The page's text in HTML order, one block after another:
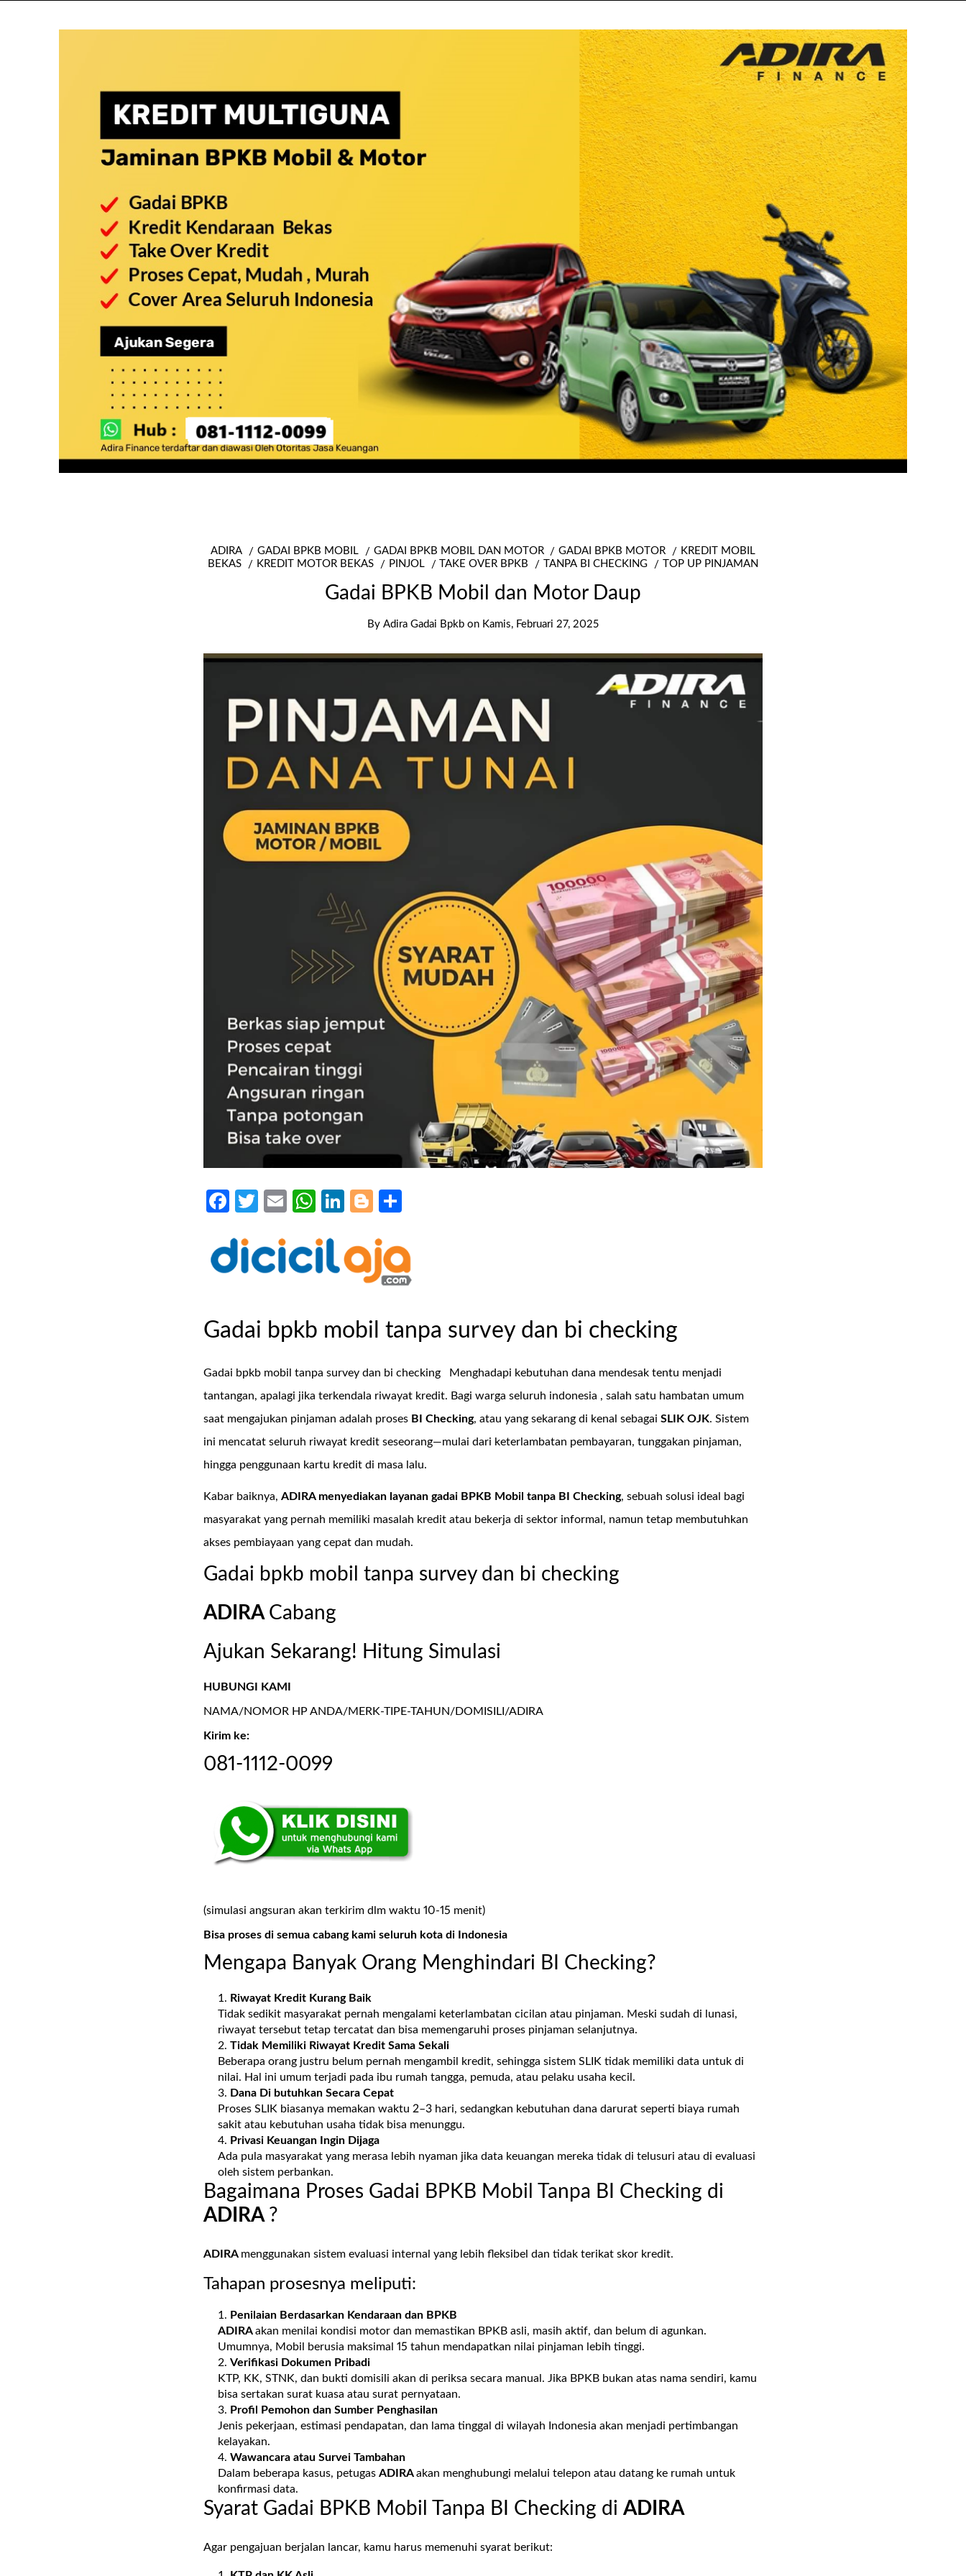
ADIRA GADAI BPKB MOBIL GADAI BPKB MOBIL DAN MOTOR GADAI BPKB MOTOR
KREDIT MOBIL
BEKAS
KREDIT MOTOR BEKAS PINJOL TAKE OVER BPKB TANPA BI CHECKING TOP UP PINJAMAN
Gadai BPKB Mobil dan Motor Daup
By Adira Gadai Bpkb on Kamis, Februari 27, 2025
Facebook
Twitter
EmailWhatsApp
LinkedIn
Blogger
Gadai bpkb mobil tanpa survey dan bi checking
Gadai bpkb mobil tanpa survey dan bi checking
Menghadapi kebutuhan dana mendesak tentu menjadi
tantangan, apalagi jika terkendala riwayat kredit. Bagi warga seluruh indonesia , salah satu hambatan umum
saat mengajukan pinjaman adalah proses BI Checking, atau yang sekarang di kenal sebagaiSLIK OJK. Sistem
ini mencatat seluruh riwayat kredit seseorang—mulai dari keterlambatan pembayaran, tunggakan pinjaman,
hingga penggunaan kartu kredit di masa lalu.
Kabar baiknya,ADIRA menyediakan layanangadai BPKB Mobil tanpa BI Checking, sebuah solusi ideal bagi
masyarakat yang pernah memiliki masalah kredit atau bekerja di sektor informal, namun tetap membutuhkan
akses pembiayaan yang cepat dan mudah.
Gadai bpkb mobil tanpa survey dan bi checking
ADIRA Cabang
Ajukan Sekarang! Hitung Simulasi
HUBUNGI KAMI
NAMA/NOMOR HP ANDA/MERK-TIPE-TAHUN/DOMISILI/ADIRA
Kirim ke:
081-1112-0099
(simulasi angsuran akan terkirim dlm waktu 10-15 menit)
Bisa proses di semua cabang kami seluruh kota di Indonesia
Mengapa Banyak Orang Menghindari BI Checking?
Riwayat Kredit Kurang Baik
Tidak sedikit masyarakat pernah mengalami keterlambatan cicilan atau pinjaman. Meski sudah di lunasi,
riwayat tersebut tetap tercatat dan bisa memengaruhi proses pinjaman selanjutnya.
Tidak Memiliki Riwayat Kredit Sama Sekali
Beberapa orang justru belum pernah mengambil kredit, sehingga sistem SLIK tidak memiliki data untuk di
nilai. Hal ini umum terjadi pada ibu rumah tangga, pemuda, atau pelaku usaha kecil.
Dana Di butuhkan Secara Cepat
Proses SLIK biasanya memakan waktu 2–3 hari, sedangkan kebutuhan dana darurat seperti biaya rumah
sakit atau kebutuhan usaha tidak bisa menunggu.
Privasi Keuangan Ingin Dijaga
Ada pula masyarakat yang merasa lebih nyaman jika data keuangan mereka tidak di telusuri atau di evaluasi
oleh sistem perbankan.
Bagaimana Proses Gadai BPKB Mobil Tanpa BI Checking di
ADIRA ?
ADIRA menggunakan sistem evaluasi internal yang lebih fleksibel dan tidak terikat skor kredit.
Tahapan prosesnya meliputi:
Penilaian Berdasarkan Kendaraan dan BPKB
ADIRAakan menilai kondisi motor dan memastikan BPKB asli, masih aktif, dan belum di agunkan.
Umumnya, Mobil berusia maksimal 15 tahun mendapatkan nilai pinjaman lebih tinggi.
Verifikasi Dokumen Pribadi
KTP, KK, STNK, dan bukti domisili akan di periksa secara manual. Jika BPKB bukan atas nama sendiri, kamu
bisa sertakan surat kuasa atau surat pernyataan.
Profil Pemohon dan Sumber Penghasilan
Jenis pekerjaan, estimasi pendapatan, dan lama tinggal di wilayah Indonesia akan menjadi pertimbangan
kelayakan.
Wawancara atau Survei Tambahan
Dalam beberapa kasus, petugasADIRAakan menghubungi melalui telepon atau datang ke rumah untuk
konfirmasi data.
Syarat Gadai BPKB Mobil Tanpa BI Checking diADIRA
Agar pengajuan berjalan lancar, kamu harus memenuhi syarat berikut: